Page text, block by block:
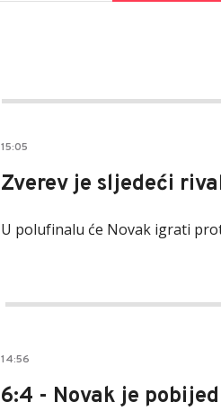
15:05
Zverev je sljedeći
U polufinalu će Novak igrati
14:56
6:4 - Novak je